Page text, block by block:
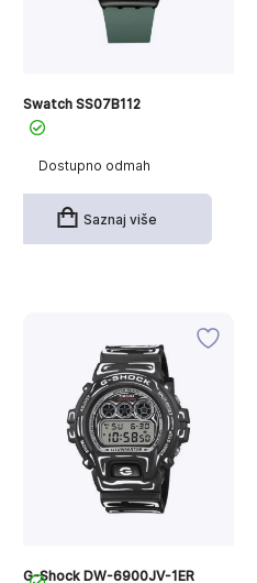
Dostupno odmah
Swatch SS07B112
Saznaj više
G-Shock DW-6900JV-1ER